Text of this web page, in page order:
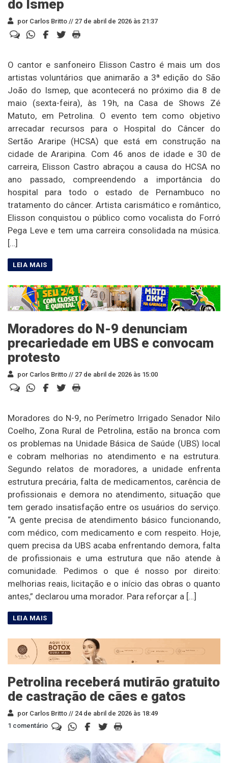
do Ismep
por Carlos Britto // 27 de abril de 2026 às 21:37
O cantor e sanfoneiro Elisson Castro é mais um dos
artistas voluntários que animarão a 3ª edição do São
João do Ismep, que acontecerá no próximo dia 8 de
maio (sexta-feira), às 19h, na Casa de Shows Zé
Matuto, em Petrolina. O evento tem como objetivo
arrecadar recursos para o Hospital do Câncer do
Sertão Araripe (HCSA) que está em construção na
cidade de Araripina. Com 46 anos de idade e 30 de
carreira, Elisson Castro abraçou a causa do HCSA no
ano passado, compreendendo a importância do
hospital para todo o estado de Pernambuco no
tratamento do câncer. Artista carismático e romântico,
Elisson conquistou o público como vocalista do Forró
Pega Leve e tem uma carreira consolidada na música.
[…]
Moradores do N-9 denunciam
precariedade em UBS e convocam
protesto
por Carlos Britto // 27 de abril de 2026 às 15:00
Moradores do N-9, no Perímetro Irrigado Senador Nilo
Coelho, Zona Rural de Petrolina, estão na bronca com
os problemas na Unidade Básica de Saúde (UBS) local
e cobram melhorias no atendimento e na estrutura.
Segundo relatos de moradores, a unidade enfrenta
estrutura precária, falta de medicamentos, carência de
profissionais e demora no atendimento, situação que
tem gerado insatisfação entre os usuários do serviço.
“A gente precisa de atendimento básico funcionando,
com médico, com medicamento e com respeito. Hoje,
quem precisa da UBS acaba enfrentando demora, falta
de profissionais e uma estrutura que não atende à
comunidade. Pedimos o que é nosso por direito:
melhorias reais, licitação e o início das obras o quanto
antes,” declarou uma morador. Para reforçar a […]
Petrolina receberá mutirão gratuito
de castração de cães e gatos
por Carlos Britto // 24 de abril de 2026 às 18:49
1 comentário